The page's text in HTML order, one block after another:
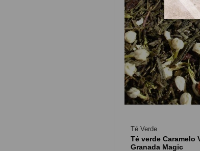
Té Verde
Té verde Caramelo
Granada Magic